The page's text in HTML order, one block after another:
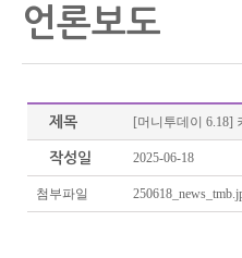
언론보도
제목 [머니투데이 6.18]
작성일 2025-06-18
첨부파일